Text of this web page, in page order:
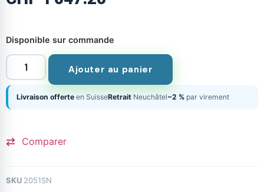
Disponible sur commande
Ajouter au panier
Livraison offerte en SuisseRetrait Neuchâtel−2 % par virement
Comparer
SKU 2051SN